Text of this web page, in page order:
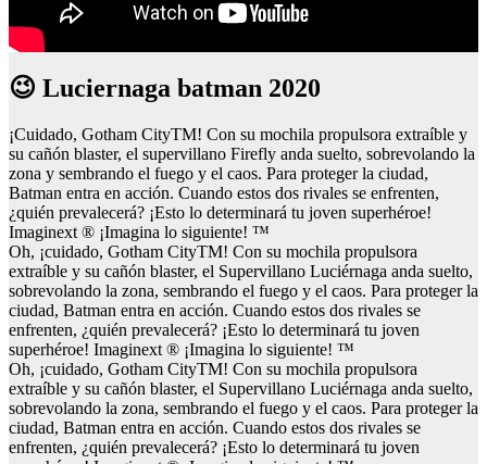
😉 Luciernaga batman 2020
¡Cuidado, Gotham CityTM! Con su mochila propulsora extraíble y
su cañón blaster, el supervillano Firefly anda suelto, sobrevolando la
zona y sembrando el fuego y el caos. Para proteger la ciudad,
Batman entra en acción. Cuando estos dos rivales se enfrenten,
¿quién prevalecerá? ¡Esto lo determinará tu joven superhéroe!
Imaginext ® ¡Imagina lo siguiente! ™
Oh, ¡cuidado, Gotham CityTM! Con su mochila propulsora
extraíble y su cañón blaster, el Supervillano Luciérnaga anda suelto,
sobrevolando la zona, sembrando el fuego y el caos. Para proteger la
ciudad, Batman entra en acción. Cuando estos dos rivales se
enfrenten, ¿quién prevalecerá? ¡Esto lo determinará tu joven
superhéroe! Imaginext ® ¡Imagina lo siguiente! ™
Oh, ¡cuidado, Gotham CityTM! Con su mochila propulsora
extraíble y su cañón blaster, el Supervillano Luciérnaga anda suelto,
sobrevolando la zona, sembrando el fuego y el caos. Para proteger la
ciudad, Batman entra en acción. Cuando estos dos rivales se
enfrenten, ¿quién prevalecerá? ¡Esto lo determinará tu joven